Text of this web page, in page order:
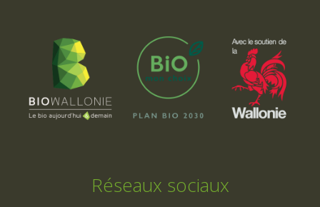
Réseaux sociaux